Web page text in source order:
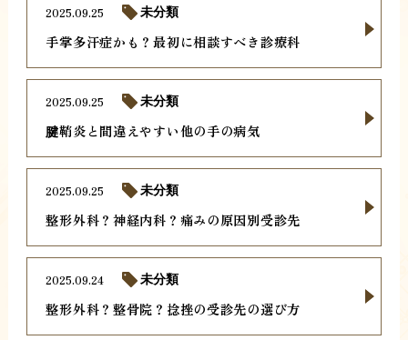
手掌多汗症かも？最初に相談すべき診療科
2025.09.25 未分類
腱鞘炎と間違えやすい他の手の病気
2025.09.25 未分類
整形外科？神経内科？痛みの原因別受診先
2025.09.25 未分類
整形外科？整骨院？捻挫の受診先の選び方
2025.09.24 未分類